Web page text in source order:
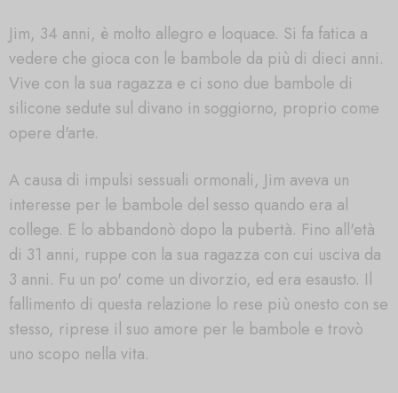
Jim, 34 anni, è molto allegro e loquace. Si fa fatica a
vedere che gioca con le bambole da più di dieci anni.
Vive con la sua ragazza e ci sono due bambole di
silicone sedute sul divano in soggiorno, proprio come
opere d'arte.
A causa di impulsi sessuali ormonali, Jim aveva un
interesse per le bambole del sesso quando era al
college. E lo abbandonò dopo la pubertà. Fino all'età
di 31 anni, ruppe con la sua ragazza con cui usciva da
3 anni. Fu un po' come un divorzio, ed era esausto. Il
fallimento di questa relazione lo rese più onesto con se
stesso, riprese il suo amore per le bambole e trovò
uno scopo nella vita.